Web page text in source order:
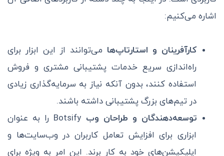
اشاره می‌کنیم:
کارآفرینان و استارتاپ‌ها می‌توانند از این ابزار برای
راه‌اندازی سریع خدمات پشتیبانی مشتری و فروش
استفاده کنند، بدون آنکه نیاز به سرمایه‌گذاری زیادی
در تیم‌های بزرگ پشتیبانی داشته باشند.
توسعه‌دهندگان و طراحان وب
Botsify را به عنوان
ابزاری برای افزایش تعامل کاربران در وب‌سایت‌ها و
اپلیکیشن‌های خود به کار برند. این امر به ویژه برای